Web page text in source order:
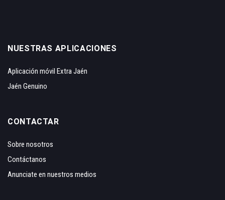
NUESTRAS APLICACIONES
Aplicación móvil Extra Jaén
Jaén Genuino
CONTACTAR
Sobre nosotros
Contáctanos
Anunciate en nuestros medios